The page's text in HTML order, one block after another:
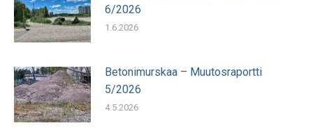
6/2026
1.6.2026
Betonimurskaa – Muutosraportti
5/2026
4.5.2026